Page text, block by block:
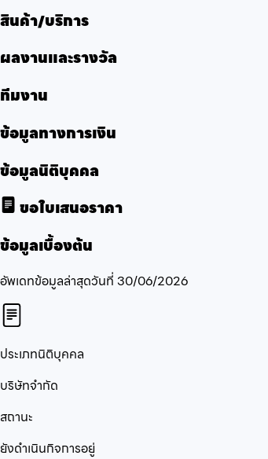
สินค้า/บริการ
ผลงานและรางวัล
ทีมงาน
ข้อมูลทางการเงิน
ข้อมูลนิติบุคคล
ขอใบเสนอราคา
ข้อมูลเบื้องต้น
อัพเดทข้อมูลล่าสุดวันที่ 30/06/2026
ประเภทนิติบุคคล
บริษัทจำกัด
สถานะ
ยังดำเนินกิจการอยู่